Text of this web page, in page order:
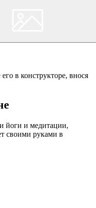
в конструкторе, внося
йоги и медитации,
своими руками в